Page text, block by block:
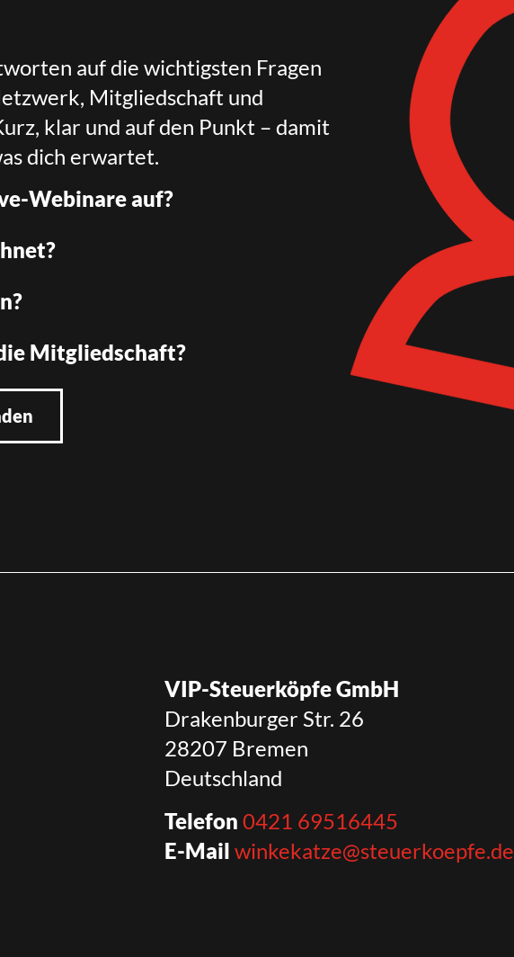
auf die wichtigsten Fragen
Mitgliedschaft und
klar und auf den Punkt – damit
dich erwartet.
Webinare auf?
Mitgliedschaft?
VIP-Steuerköpfe GmbH
Drakenburger Str. 26
28207 Bremen
Deutschland
Telefon 0421 69516445
E-Mail winkekatze@steuerkoepfe.de